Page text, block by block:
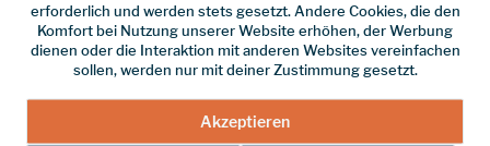
24,95 € *
inkl. MwSt.zzgl. Versandkosten
erforderlich und werden stets gesetzt. Andere Cookies, die den
Komfort bei Nutzung unserer Website erhöhen, der Werbung
dienen oder die Interaktion mit anderen Websites vereinfachen
sollen, werden nur mit deiner Zustimmung gesetzt.
Akzeptieren